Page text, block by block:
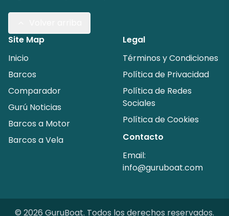
Site Map
Inicio
Barcos
Comparador
Gurú Noticias
Barcos a Motor
Barcos a Vela
Legal
Términos y Condiciones
Política de Privacidad
Política de Redes
Sociales
Política de Cookies
Contacto
Email:
info@guruboat.com
© 2026 GuruBoat. Todos los derechos reservados.